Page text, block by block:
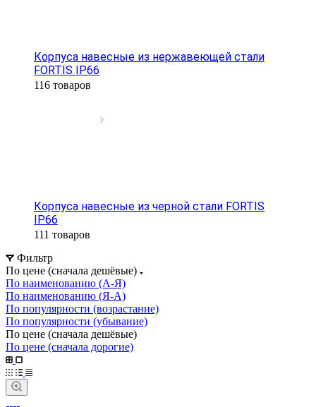
Корпуса навесные из нержавеющей стали
FORTIS IP66
116 товаров
Корпуса навесные из черной стали FORTIS
IP66
111 товаров
Фильтр
По цене (сначала дешёвые)
По наименованию (А-Я)
По наименованию (Я-А)
По популярности (возрастание)
По популярности (убывание)
По цене (сначала дешёвые)
По цене (сначала дорогие)